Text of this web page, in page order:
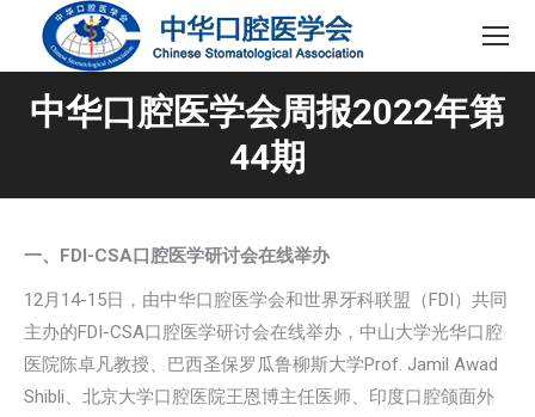
中华口腔医学会周报2022年第
44期
一、FDI-CSA口腔医学研讨会在线举办
12月14-15日，由中华口腔医学会和世界牙科联盟（FDI）共同
主办的FDI-CSA口腔医学研讨会在线举办，中山大学光华口腔
医院陈卓凡教授、巴西圣保罗瓜鲁柳斯大学Prof. Jamil Awad
Shibli、北京大学口腔医院王恩博主任医师、印度口腔颌面外